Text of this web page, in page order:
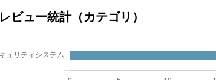
レビュー統計（カテゴリ）